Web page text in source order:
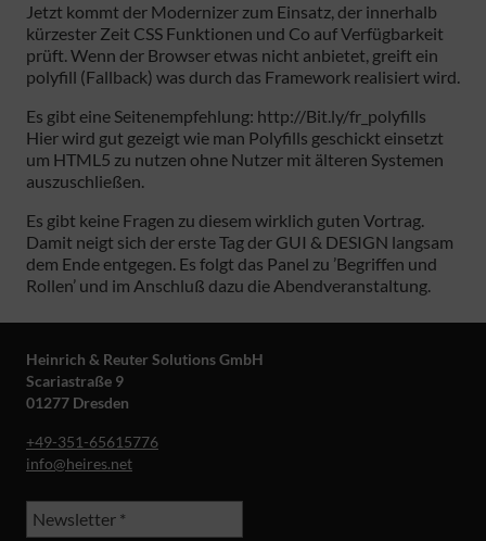
Jetzt kommt der Modernizer zum Einsatz, der innerhalb
kürzester Zeit CSS Funktionen und Co auf Verfügbarkeit
prüft. Wenn der Browser etwas nicht anbietet, greift ein
polyfill (Fallback) was durch das Framework realisiert wird.
Es gibt eine Seitenempfehlung: http://Bit.ly/fr_polyfills
Hier wird gut gezeigt wie man Polyfills geschickt einsetzt
um HTML5 zu nutzen ohne Nutzer mit älteren Systemen
auszuschließen.
Es gibt keine Fragen zu diesem wirklich guten Vortrag.
Damit neigt sich der erste Tag der GUI & DESIGN langsam
dem Ende entgegen. Es folgt das Panel zu ’Begriffen und
Rollen’ und im Anschluß dazu die Abendveranstaltung.
Heinrich & Reuter Solutions GmbH
Scariastraße 9
01277 Dresden
+49-351-65615776
info@heires.net